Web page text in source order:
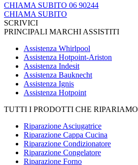
CHIAMA SUBITO 06 90244
CHIAMA SUBITO
SCRIVICI
PRINCIPALI MARCHI ASSISTITI
Assistenza Whirlpool
Assistenza Hotpoint-Ariston
Assistenza Indesit
Assistenza Bauknecht
Assistenza Ignis
Assistenza Hotpoint
TUTTI I PRODOTTI CHE RIPARIAMO
Riparazione Asciugatrice
Riparazione Cappa Cucina
Riparazione Condizionatore
Riparazione Congelatore
Riparazione Forno